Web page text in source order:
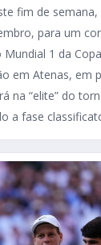
fim de
para um
1 da
em Atenas, em
na “elite” do
a fase